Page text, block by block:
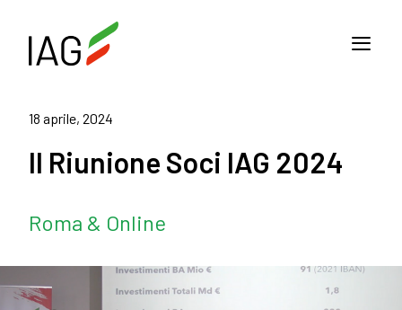
18 aprile, 2024
II Riunione Soci IAG 2024
Roma & Online